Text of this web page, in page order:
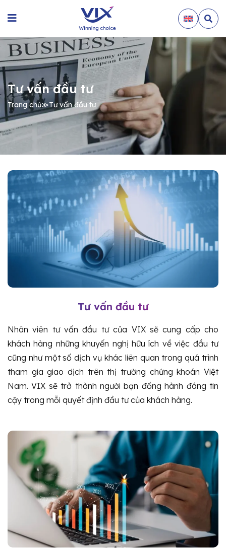
Tư vấn đầu tư
Trang chủ≫Tư vấn đầu tư
Tư vấn đầu tư
Nhân viên tư vấn đầu tư của VIX sẽ cung cấp cho
khách hàng những khuyến nghị hữu ích về việc đầu tư
cũng như một số dịch vụ khác liên quan trong quá trình
tham gia giao dịch trên thị trường chứng khoán Việt
Nam. VIX sẽ trở thành người bạn đồng hành đáng tin
cậy trong mỗi quyết định đầu tư của khách hàng.